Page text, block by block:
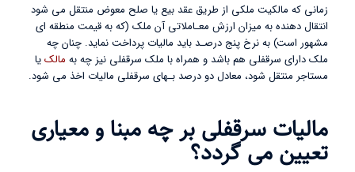
زمانی که مالکیت ملکی از طریق عقد بیع یا صلح معوض منتقل می شود
انتقال دهنده به میزان ارزش معـاملاتی آن ملک (که به قیمت منطقه ای
مشهور است) به نرخ پنج درصـد باید مالیات پرداخت نماید. چنان چه
ملک دارای سرقفلی هم باشد و همراه با ملک سرقفلی نیز چه به مالکیا
مستاجر منتقل شود، معادل دو درصد بـهای سرقفلی مالیات اخذ می شود.
مالیات سرقفلی بر چه مبنا و معیاری
تعیین می گردد؟